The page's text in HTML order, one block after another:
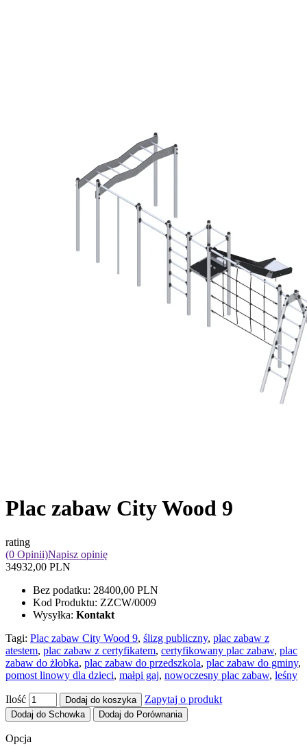
Plac zabaw City Wood 9
rating
(0 Opinii)Napisz opinię
34932,00 PLN
Bez podatku: 28400,00 PLN
Kod Produktu: ZZCW/0009
Wysyłka: Kontakt
Tagi: Plac zabaw City Wood 9, ślizg publiczny, plac zabaw z
atestem, plac zabaw z certyfikatem, certyfikowany plac zabaw, plac
zabaw do żłobka, plac zabaw do przedszkola, plac zabaw do gminy,
pomost linowy dla dzieci, małpi gaj, nowoczesny plac zabaw, leśny
Ilość Dodaj do koszyka Zapytaj o produkt
Dodaj do Schowka Dodaj do Porównania
Opcja